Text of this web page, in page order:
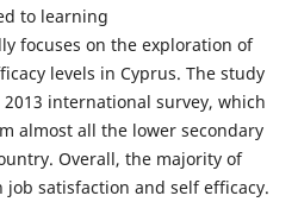
to learning
focuses on the exploration of
levels in Cyprus. The study
international survey, which
almost all the lower secondary
Overall, the majority of
satisfaction and self efficacy.